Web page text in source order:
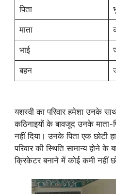
पिता
माता
भाई
बहन
यशस्वी का परिवार हमेशा उनके
कठिनाइयों के बावजूद उनके
नहीं दिया। उनके पिता एक छोटी
परिवार की स्थिति सामान्य होने
क्रिकेटर बनाने में कोई कमी नहीं